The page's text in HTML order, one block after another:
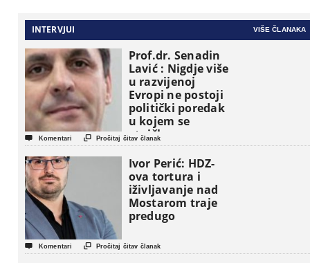
INTERVJUI VIŠE ČLANAKA
Prof.dr. Senadin
Lavić : Nigdje više
u razvijenoj
Evropi ne postoji
politički poredak
u kojem se
etničke grupe
pojavljuju kao
osnovne
političke jedinice
 Komentari  Pročitaj čitav članak
Ivor Perić: HDZ-
ova tortura i
iživljavanje nad
Mostarom traje
predugo
 Komentari  Pročitaj čitav članak